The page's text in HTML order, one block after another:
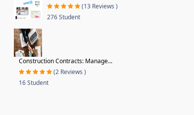
(13 Reviews )
276 Student
Construction Contracts: Manage...
(2 Reviews )
16 Student